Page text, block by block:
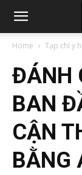
Home Tạp chí y
ĐÁNH
BAN
CẬN
BẰNG